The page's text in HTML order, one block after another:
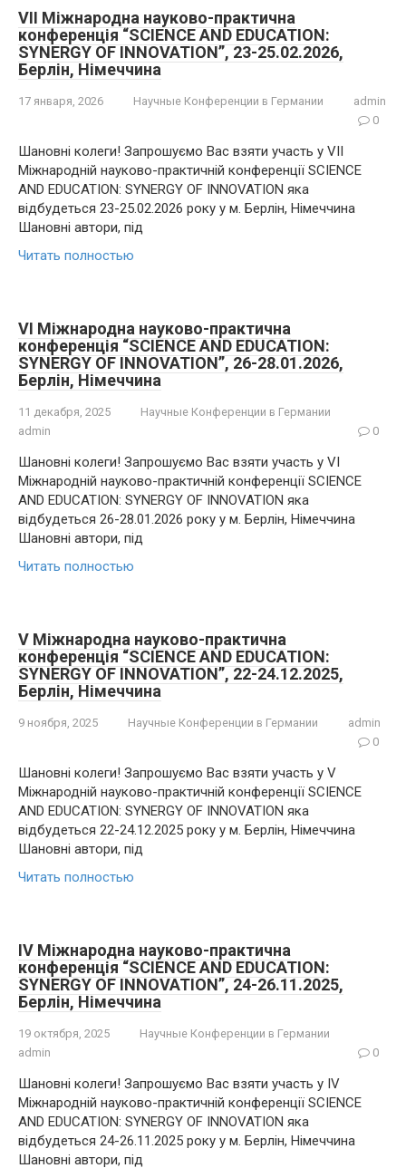
VII Міжнародна науково-практична
конференція “SCIENCE AND EDUCATION:
SYNERGY OF INNOVATION”, 23-25.02.2026,
Берлін, Німеччина
17 января, 2026 Научные Конференции в Германии
admin
0
Шановні колеги! Запрошуємо Вас взяти участь у VII
Міжнародній науково-практичній конференції SCIENCE
AND EDUCATION: SYNERGY OF INNOVATION яка
відбудеться 23-25.02.2026 року у м. Берлін, Німеччина
Шановні автори, під
Читать полностью
VI Міжнародна науково-практична
конференція “SCIENCE AND EDUCATION:
SYNERGY OF INNOVATION”, 26-28.01.2026,
Берлін, Німеччина
11 декабря, 2025
Научные Конференции в Германии
admin
0
Шановні колеги! Запрошуємо Вас взяти участь у VI
Міжнародній науково-практичній конференції SCIENCE
AND EDUCATION: SYNERGY OF INNOVATION яка
відбудеться 26-28.01.2026 року у м. Берлін, Німеччина
Шановні автори, під
Читать полностью
V Міжнародна науково-практична
конференція “SCIENCE AND EDUCATION:
SYNERGY OF INNOVATION”, 22-24.12.2025,
Берлін, Німеччина
9 ноября, 2025 Научные Конференции в Германии
admin
0
Шановні колеги! Запрошуємо Вас взяти участь у V
Міжнародній науково-практичній конференції SCIENCE
AND EDUCATION: SYNERGY OF INNOVATION яка
відбудеться 22-24.12.2025 року у м. Берлін, Німеччина
Шановні автори, під
Читать полностью
IV Міжнародна науково-практична
конференція “SCIENCE AND EDUCATION:
SYNERGY OF INNOVATION”, 24-26.11.2025,
Берлін, Німеччина
19 октября, 2025
Научные Конференции в Германии
admin
0
Шановні колеги! Запрошуємо Вас взяти участь у IV
Міжнародній науково-практичній конференції SCIENCE
AND EDUCATION: SYNERGY OF INNOVATION яка
відбудеться 24-26.11.2025 року у м. Берлін, Німеччина
Шановні автори, під